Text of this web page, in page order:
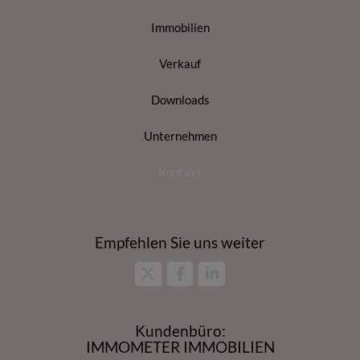
Immobilien
Verkauf
Downloads
Unternehmen
Empfehlen Sie uns weiter
Kundenbüro:
IMMOMETER IMMOBILIEN